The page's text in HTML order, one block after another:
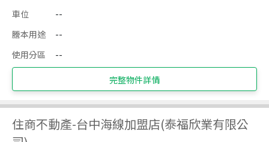
車位
--
謄本用途
--
使用分區
--
完整物件詳情
住商不動產-台中海線加盟店(泰福欣業有限公